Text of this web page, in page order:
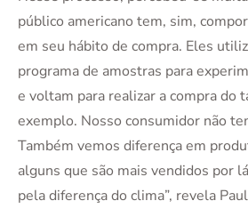
público americano tem, sim,
em seu hábito de compra. Eles
programa de amostras para
e voltam para realizar a compra do
exemplo. Nosso consumidor não
Também vemos diferença em
alguns que são mais vendidos por
pela diferença do clima”, revela